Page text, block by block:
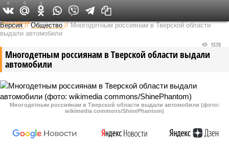
Федеральный выпуск
Версия //Общество //Многодетным россиянам в Тверской области
выдали автомобили
Многодетным россиянам в Тверской области выдали
автомобили
1570
Многодетным россиянам в Тверской области выдали автомобили (фото:
wikimedia commons/ShinePhantom)
0 0 0